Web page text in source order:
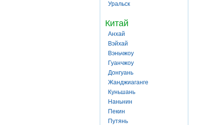
Уральск
Китай
Анхай
Вэйхай
Вэньчжоу
Гуанчжоу
Донгуань
Жанджиаганге
Куньшань
Наньнин
Пекин
Путянь